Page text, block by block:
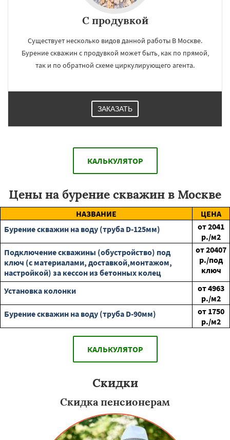
С продувкой
Существует несколько видов данной работы В Москве.
Бурение скважин с продувкой может быть, как по прямой,
так и по обратной схеме циркулирующего агента.
ЗАКАЗАТЬ
КАЛЬКУЛЯТОР
Цены на бурение скважин в Москве
НАЗВАНИЕ
ЦЕНА
Бурение скважин на воду (труба D-125мм)
от2041
р./м2
Подключение скважины (обустройство) под
ключ (с материалами, доставкой,монтажом,
настройкой) за кессон из бетонных колец
от20407
р./под
ключ
Установка колонки
от4963
р./м2
Бурение скважин на воду (труба D-90мм)
от 1750
р./м2
КАЛЬКУЛЯТОР
Скидки
Скидка пенсионерам